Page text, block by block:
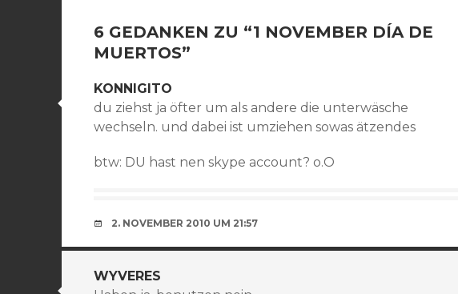
6 GEDANKEN ZU “1 NOVEMBER DÍA DE
MUERTOS”
KONNIGITO
du ziehst ja öfter um als andere die unterwäsche
wechseln. und dabei ist umziehen sowas ätzendes
btw: DU hast nen skype account? o.O
2. NOVEMBER 2010 UM 21:57
WYVERES